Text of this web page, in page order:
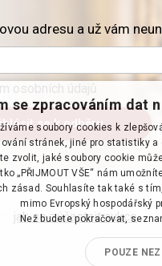
adresu a už vám
osobních údajů
· jak se zúčastnit aukce ·
se zpracováním dat
soubory cookies k
stránek, jiné pro statistiky a
zvolit, jaké soubory cookie
„PŘIJMOUT VŠE“ nám
zásad. Souhlasíte tak také s
mimo Evropský hospodářský
Než budete pokračovat,
POUZE